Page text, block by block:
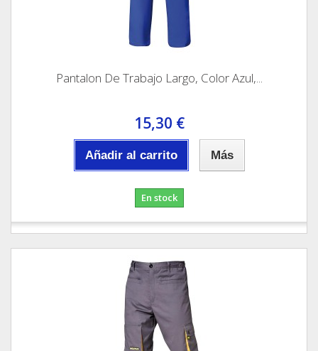
Pantalon De Trabajo Largo, Color Azul,...
15,30 €
Añadir al carrito Más
En stock